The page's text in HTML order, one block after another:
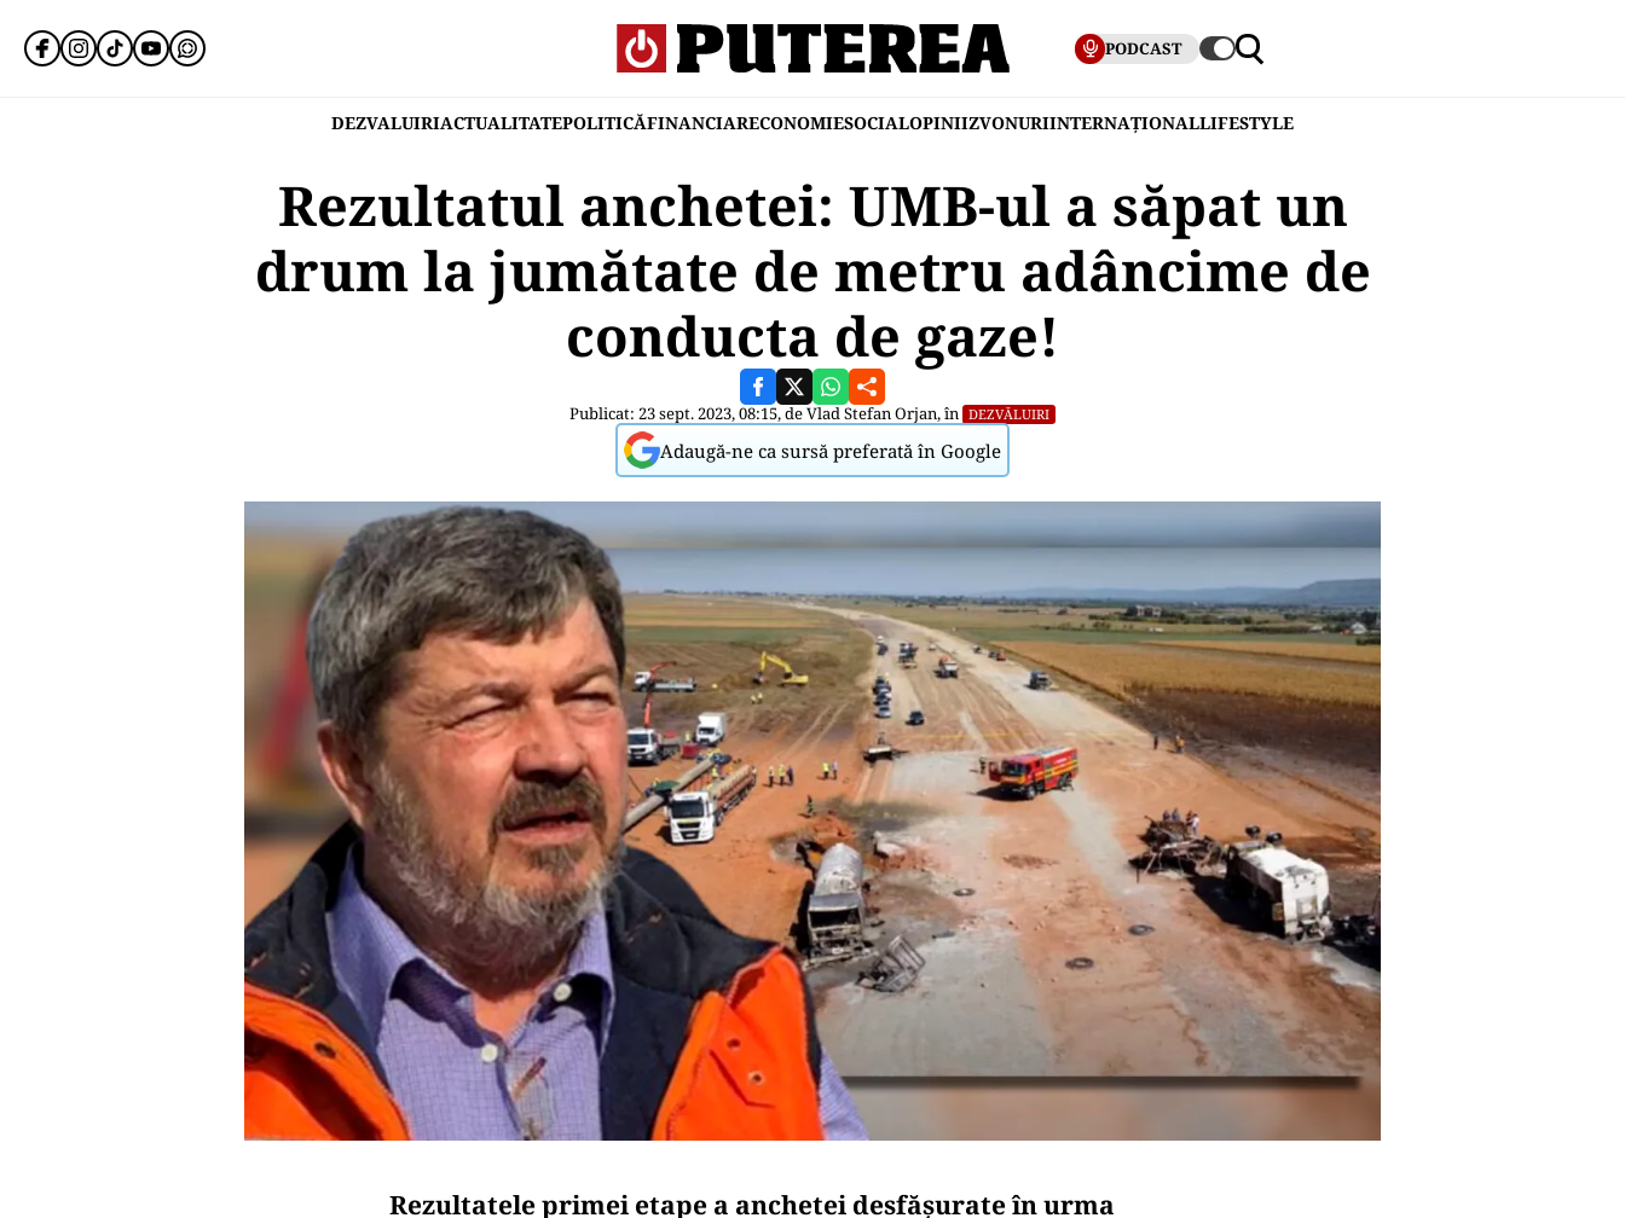
PODCAST
DEZVALUIRIACTUALITATEPOLITICĂFINANCIARECONOMIESOCIALOPINIIZVONURIINTERNAȚIONALLIFESTYLE
Rezultatul anchetei: UMB-ul a săpat un
drum la jumătate de metru adâncime de
conducta de gaze!
Publicat: 23 sept. 2023, 08:15, deVlad Stefan Orjan, în DEZVĂLUIRI
Adaugă-ne ca sursă preferată în Google
Rezultatele primei etape a anchetei desfășurate în urma